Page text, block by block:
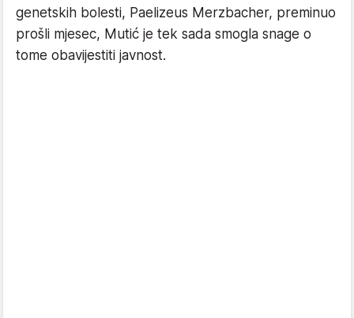
genetskih bolesti, Paelizeus Merzbacher, preminuo
prošli mjesec, Mutić je tek sada smogla snage o
tome obavijestiti javnost.